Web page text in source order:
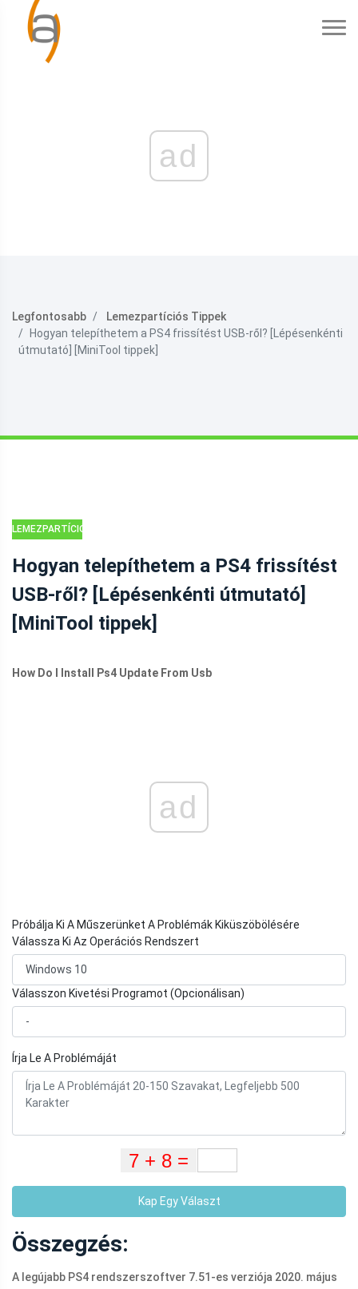
ad
Legfontosabb
Lemezpartíciós Tippek
Hogyan telepíthetem a PS4 frissítést USB-ről? [Lépésenkénti
útmutató] [MiniTool tippek]
LEMEZPARTÍCIÓS
Hogyan telepíthetem a PS4 frissítést
USB-ről? [Lépésenkénti útmutató]
[MiniTool tippek]
How Do I Install Ps4 Update From Usb
ad
Próbálja Ki A Műszerünket A Problémák Kiküszöbölésére
Válassza Ki Az Operációs Rendszert
Válasszon Kivetési Programot (Opcionálisan)
Írja Le A Problémáját
Kap Egy Választ
Összegzés:
A legújabb PS4 rendszerszoftver 7.51-es verziója 2020. május